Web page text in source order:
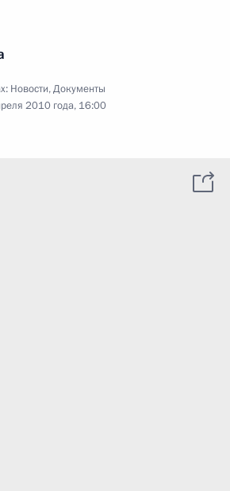
Новости,Документы
2010 года, 16:00